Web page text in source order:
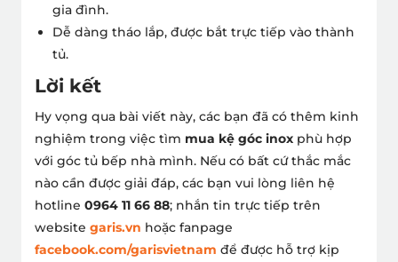
gia đình.
Dễ dàng tháo lắp, được bắt trực tiếp vào thành
tủ.
Lời kết
Hy vọng qua bài viết này, các bạn đã có thêm kinh
nghiệm trong việc tìm mua kệ góc inox phù hợp
với góc tủ bếp nhà mình. Nếu có bất cứ thắc mắc
nào cần được giải đáp, các bạn vui lòng liên hệ
hotline 0964 11 66 88; nhắn tin trực tiếp trên
website garis.vn hoặc fanpage
facebook.com/garisvietnam để được hỗ trợ kịp